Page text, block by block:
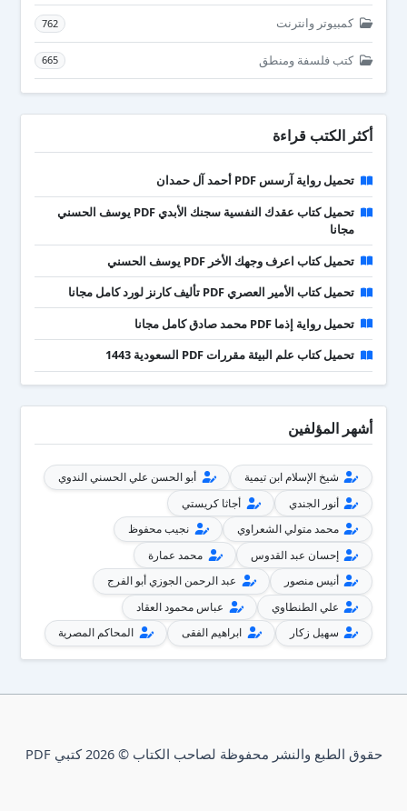
كمبيوتر وانترنت 762
كتب فلسفة ومنطق 665
أكثر الكتب قراءة
تحميل رواية آرسس PDF أحمد آل حمدان
تحميل كتاب عقدك النفسية سجنك الأبدي PDF يوسف الحسني
مجانا
تحميل كتاب اعرف وجهك الأخر PDF يوسف الحسني
تحميل كتاب الأمير العصري PDF تأليف كارنز لورد كامل مجانا
تحميل رواية إذما PDF محمد صادق كامل مجانا
تحميل كتاب علم البيئة مقررات PDF السعودية 1443
أشهر المؤلفين
شيخ الإسلام ابن تيمية
أبو الحسن علي الحسني الندوي
أنور الجندي
أجاثا كريستي
محمد متولي الشعراوي
نجيب محفوظ
إحسان عبد القدوس
محمد عمارة
أنيس منصور
عبد الرحمن الجوزي أبو الفرج
علي الطنطاوي
عباس محمود العقاد
سهيل زكار
ابراهيم الفقى المحاكم المصرية
حقوق الطبع والنشر محفوظة لصاحب الكتاب © 2026 كتبي PDF